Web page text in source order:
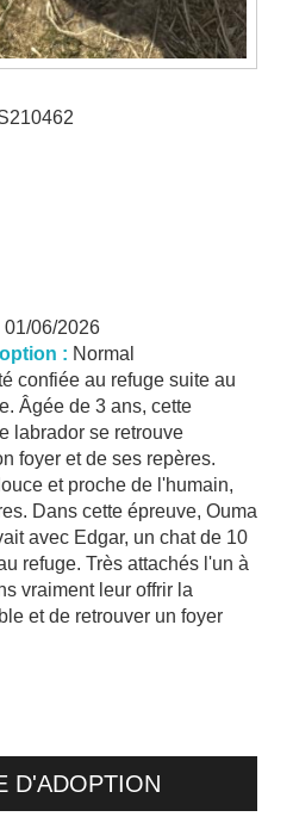
01/06/2026
: Normal
confiée au refuge suite au
Âgée de 3 ans, cette
labrador se retrouve
foyer et de ses repères.
et proche de l'humain,
Dans cette épreuve, Ouma
avec Edgar, un chat de 10
refuge. Très attachés l'un à
vraiment leur offrir la
et de retrouver un foyer
D'ADOPTION